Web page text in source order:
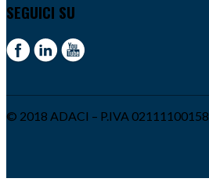
SEGUICI SU
© 2018 ADACI – P.IVA 02111100158